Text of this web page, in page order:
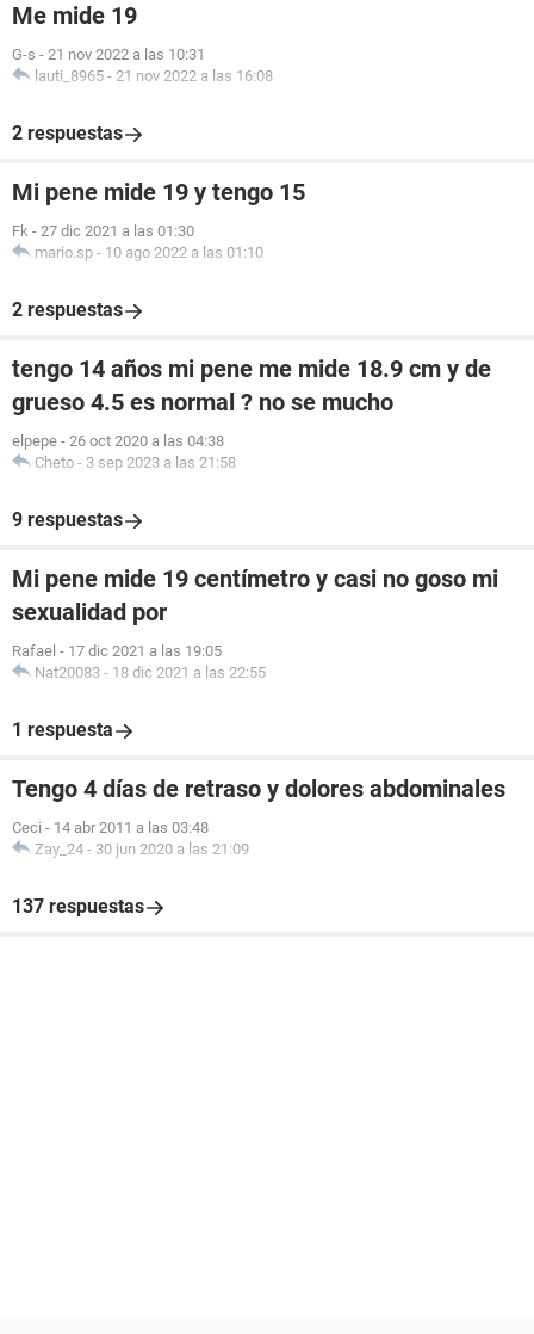
Me mide 19
G-s - 21 nov 2022 a las 10:31
lauti_8965 - 21 nov 2022 a las 16:08
2 respuestas
Mi pene mide 19 y tengo 15
Fk - 27 dic 2021 a las 01:30
mario.sp - 10 ago 2022 a las 01:10
2 respuestas
tengo 14 años mi pene me mide 18.9 cm y de
grueso 4.5 es normal ? no se mucho
elpepe - 26 oct 2020 a las 04:38
Cheto - 3 sep 2023 a las 21:58
9 respuestas
Mi pene mide 19 centímetro y casi no goso mi
sexualidad por
Rafael - 17 dic 2021 a las 19:05
Nat20083 - 18 dic 2021 a las 22:55
1 respuesta
Tengo 4 días de retraso y dolores abdominales
Ceci - 14 abr 2011 a las 03:48
Zay_24 - 30 jun 2020 a las 21:09
137 respuestas